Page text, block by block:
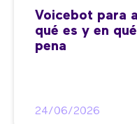
Voicebot para
qué es y en
pena
24/06/2026